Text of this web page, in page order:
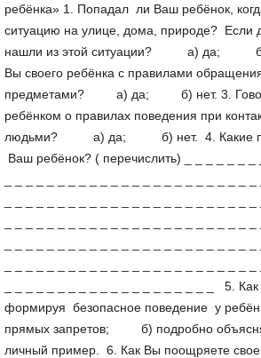
ребёнка» 1. Попадал ли Ваш ребёнок,
ситуацию на улице, дома, природе? Если
нашли из этой ситуации? а) да; б)
Вы своего ребёнка с правилами
предметами? а) да; б) нет. 3.
ребёнком о правилах поведения при
людьми? а) да; б) нет. 4. Какие
Ваш ребёнок? ( перечислить) _ _ _ _ _ _ _
_ _ _ _ _ _ _ _ _ _ _ _ _ _ _ _ _ _ _ _ 5. Как
формируя безопасное поведение у
прямых запретов; б) подробно
личный пример. 6. Как Вы поощряете